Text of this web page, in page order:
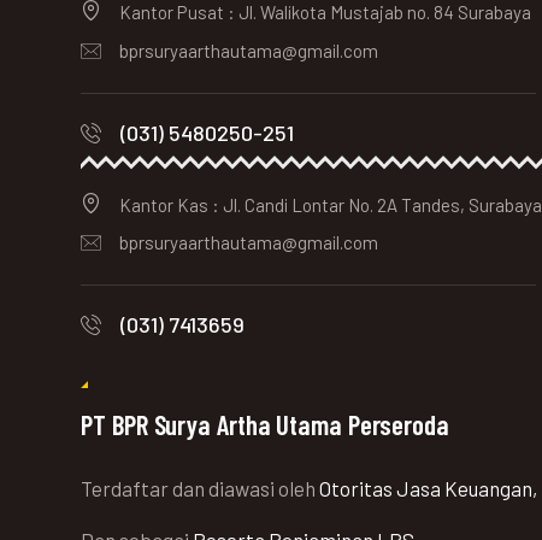
Kantor Pusat : Jl. Walikota Mustajab no. 84 Surabaya
bprsuryaarthautama@gmail.com
(031) 5480250-251
Kantor Kas : Jl. Candi Lontar No. 2A Tandes, Surabaya
bprsuryaarthautama@gmail.com
(031) 7413659
PT BPR Surya Artha Utama Perseroda
Terdaftar dan diawasi olehOtoritas Jasa Keuangan,